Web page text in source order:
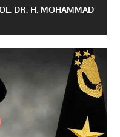
DR. H. MOHAMMAD